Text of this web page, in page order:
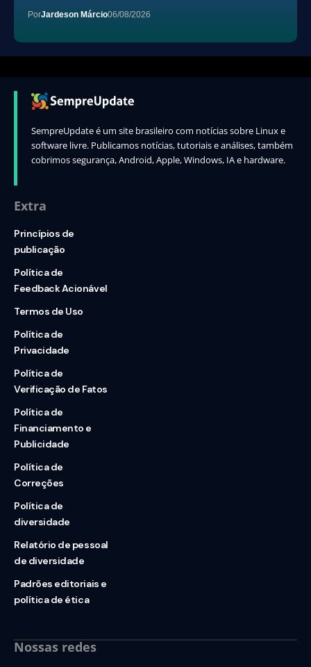
PorJardeson Márcio06/08/2026
SempreUpdate é um site brasileiro com notícias sobre Linux e
software livre. Publicamos notícias, tutoriais e análises, também
cobrimos segurança, Android, Apple, Windows, IA e hardware.
Extra
Princípios de
publicação
Política de
Feedback Acionável
Termos de Uso
Política de
Privacidade
Política de
Verificação de Fatos
Política de
Financiamento e
Publicidade
Política de
Correções
Política de
diversidade
Relatório de pessoal
de diversidade
Padrões editoriais e
política de ética
Nossas redes